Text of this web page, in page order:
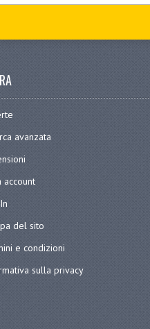
avanzata
account
del sito
e condizioni
sulla privacy